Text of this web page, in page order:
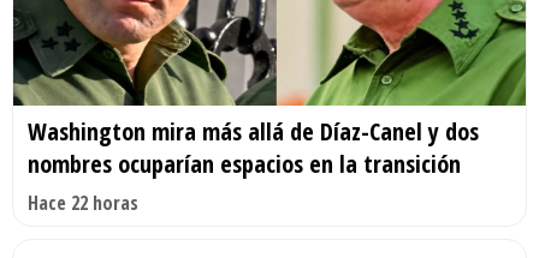
Washington mira más allá de Díaz-Canel y dos
nombres ocuparían espacios en la transición
Hace 22 horas